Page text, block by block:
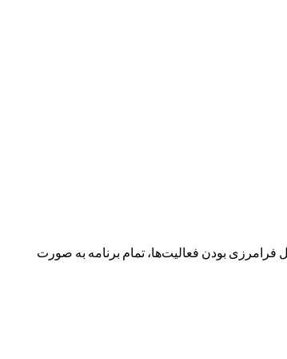
بودن فعالیت‌ها، تمام برنامه به صورت